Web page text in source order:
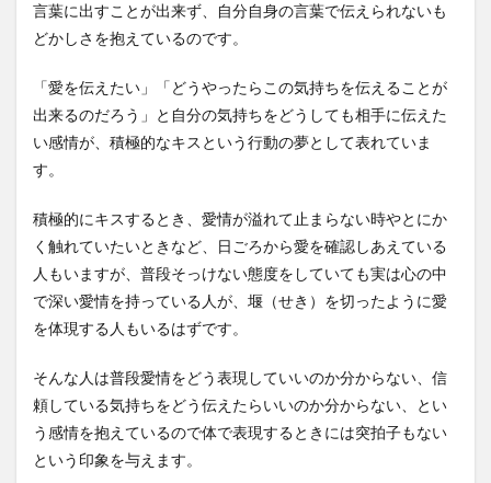
言葉に出すことが出来ず、自分自身の言葉で伝えられないも
どかしさを抱えているのです。
「愛を伝えたい」「どうやったらこの気持ちを伝えることが
出来るのだろう」と自分の気持ちをどうしても相手に伝えた
い感情が、積極的なキスという行動の夢として表れていま
す。
積極的にキスするとき、愛情が溢れて止まらない時やとにか
く触れていたいときなど、日ごろから愛を確認しあえている
人もいますが、普段そっけない態度をしていても実は心の中
で深い愛情を持っている人が、堰（せき）を切ったように愛
を体現する人もいるはずです。
そんな人は普段愛情をどう表現していいのか分からない、信
頼している気持ちをどう伝えたらいいのか分からない、とい
う感情を抱えているので体で表現するときには突拍子もない
という印象を与えます。